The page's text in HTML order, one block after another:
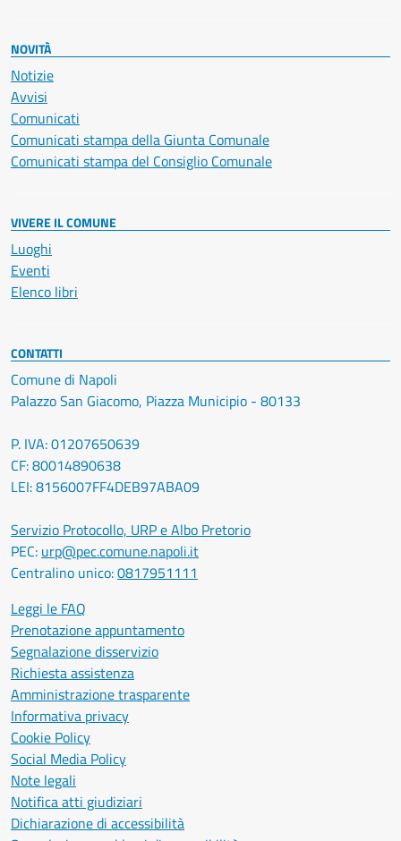
NOVITÀ
Notizie
Avvisi
Comunicati
Comunicati stampa della Giunta Comunale
Comunicati stampa del Consiglio Comunale
VIVERE IL COMUNE
Luoghi
Eventi
Elenco libri
CONTATTI
Comune di Napoli
Palazzo San Giacomo, Piazza Municipio - 80133
P. IVA: 01207650639
CF: 80014890638
LEI: 8156007FF4DEB97ABA09
Servizio Protocollo, URP e Albo Pretorio
PEC: urp@pec.comune.napoli.it
Centralino unico:0817951111
Leggi le FAQ
Prenotazione appuntamento
Segnalazione disservizio
Richiesta assistenza
Amministrazione trasparente
Informativa privacy
Cookie Policy
Social Media Policy
Note legali
Notifica atti giudiziari
Dichiarazione di accessibilità